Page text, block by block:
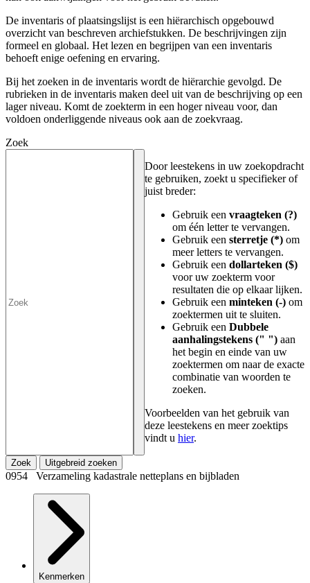
De inventaris of plaatsingslijst is een hiërarchisch opgebouwd
overzicht van beschreven archiefstukken. De beschrijvingen zijn
formeel en globaal. Het lezen en begrijpen van een inventaris
behoeft enige oefening en ervaring.
Bij het zoeken in de inventaris wordt de hiërarchie gevolgd. De
rubrieken in de inventaris maken deel uit van de beschrijving op een
lager niveau. Komt de zoekterm in een hoger niveau voor, dan
voldoen onderliggende niveaus ook aan de zoekvraag.
Zoek
Door leestekens in uw zoekopdracht
te gebruiken, zoekt u specifieker of
juist breder:
Gebruik een vraagteken (?)
om één letter te vervangen.
Gebruik een sterretje (*) om
meer letters te vervangen.
Gebruik een dollarteken ($)
voor uw zoekterm voor
resultaten die op elkaar lijken.
Gebruik een minteken (-) om
zoektermen uit te sluiten.
Gebruik een Dubbele
aanhalingstekens (" ") aan
het begin en einde van uw
zoektermen om naar de exacte
combinatie van woorden te
zoeken.
Voorbeelden van het gebruik van
deze leestekens en meer zoektips
vindt u hier.
Zoek Uitgebreid zoeken
0954 Verzameling kadastrale netteplans en bijbladen
Kenmerken